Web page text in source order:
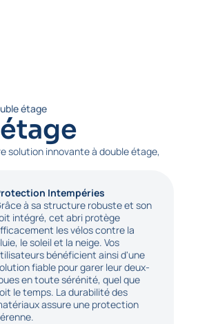
étage
solution innovante à double étage,
Intempéries
à sa structure robuste et son
intégré, cet abri protège
les vélos contre la
le soleil et la neige. Vos
bénéficient ainsi d'une
fiable pour garer leur deux-
en toute sérénité, quel que
le temps. La durabilité des
assure une protection